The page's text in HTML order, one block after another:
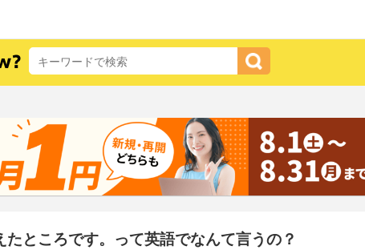
ところです。って英語でなんて言うの？